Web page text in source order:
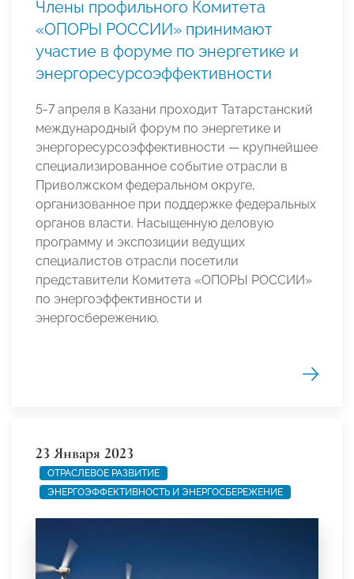
Члены профильного Комитета
«ОПОРЫ РОССИИ» принимают
участие в форуме по энергетике и
энергоресурсоэффективности
5-7 апреля в Казани проходит Татарстанский
международный форум по энергетике и
энергоресурсоэффективности — крупнейшее
специализированное событие отрасли в
Приволжском федеральном округе,
организованное при поддержке федеральных
органов власти. Насыщенную деловую
программу и экспозиции ведущих
специалистов отрасли посетили
представители Комитета «ОПОРЫ РОССИИ»
по энергоэффективности и
энергосбережению.
23 Января 2023
ОТРАСЛЕВОЕ РАЗВИТИЕ
ЭНЕРГОЭФФЕКТИВНОСТЬ И ЭНЕРГОСБЕРЕЖЕНИЕ